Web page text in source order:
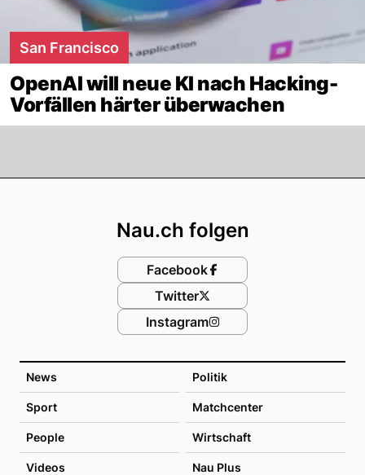
San Francisco
OpenAI will neue KI nach Hacking-
Vorfällen härter überwachen
News Politik
Sport Matchcenter
People Wirtschaft
Videos Nau Plus
Nau.ch folgen
Facebook
Twitter
Instagram